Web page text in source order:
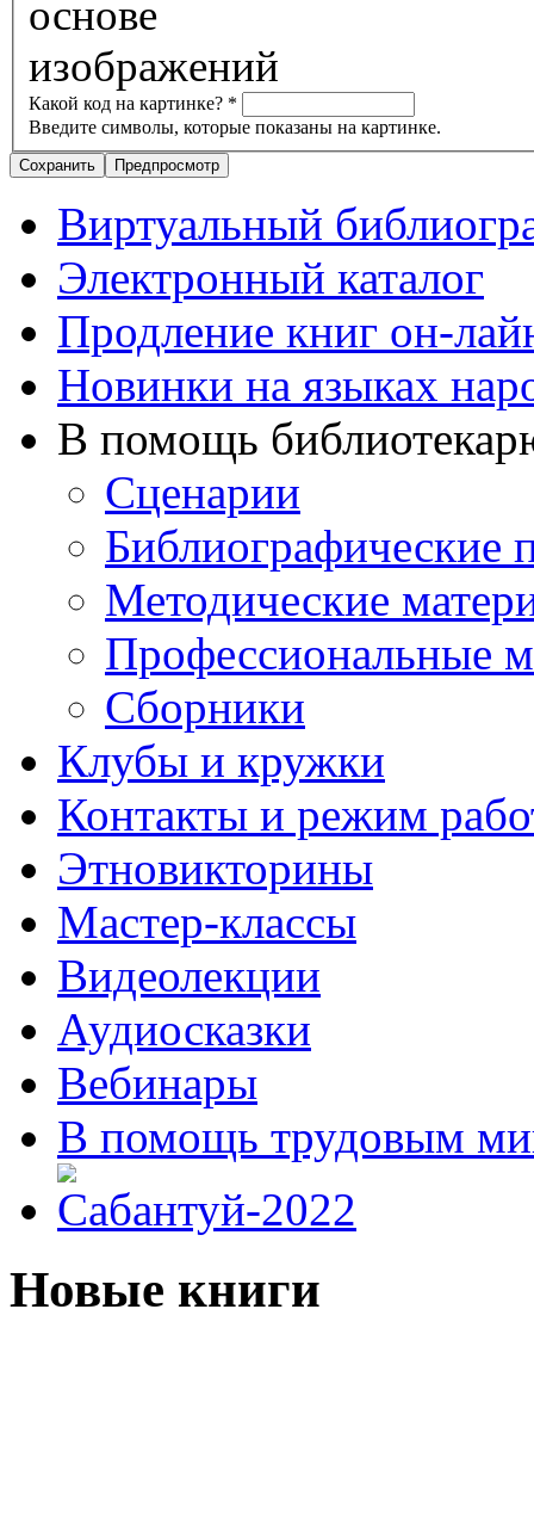
Какой код на картинке? *
Введите символы, которые показаны на картинке.
Виртуальный
Электронный каталог
Продление книг он-
Новинки на языках
В помощь
Сценарии
Библиографические
Методические
Профессиональные
Сборники
Клубы и кружки
Контакты и режим
Этновикторины
Мастер-классы
Видеолекции
Аудиосказки
Вебинары
В помощь трудовым
Новые книги